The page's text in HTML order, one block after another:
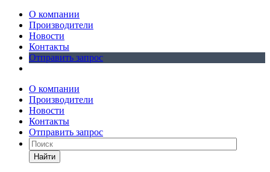
О компании
Производители
Новости
Контакты
Отправить запрос
О компании
Производители
Новости
Контакты
Отправить запрос
Найти